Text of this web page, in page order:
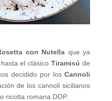
con Nutella que ya
el clásicoTiramisú de
decidido por losCannoli
de los cannoli sicilianos
ricotta romana DOP.